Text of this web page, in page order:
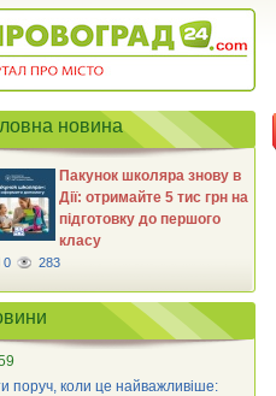
новина
Пакунок школяра знову в
Дії: отримайте 5 тис грн на
підготовку до першого
класу
0 283
поруч, коли це найважливіше: